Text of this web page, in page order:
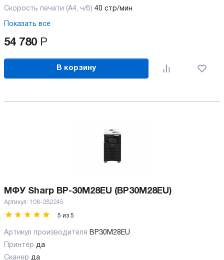
Скорость печати (А4, ч/б) 40 стр/мин
Показать все
54 780 Р
В корзину
МФУ Sharp BP-30M28EU (BP30M28EU)
Артикул: 108-282245
5 из 5
Артикул производителя BP30M28EU
Принтер да
Сканер да